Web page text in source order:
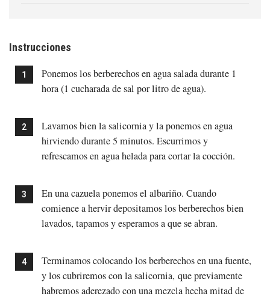
Instrucciones
Ponemos los berberechos en agua salada durante 1
hora (1 cucharada de sal por litro de agua).
Lavamos bien la salicornia y la ponemos en agua
hirviendo durante 5 minutos. Escurrimos y
refrescamos en agua helada para cortar la cocción.
En una cazuela ponemos el albariño. Cuando
comience a hervir depositamos los berberechos bien
lavados, tapamos y esperamos a que se abran.
Terminamos colocando los berberechos en una fuente,
y los cubriremos con la salicornia, que previamente
habremos aderezado con una mezcla hecha mitad de